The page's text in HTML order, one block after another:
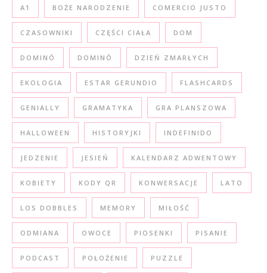
A1 BOŻE NARODZENIE COMERCIO JUSTO
CZASOWNIKI CZĘŚCI CIAŁA DOM
DOMINÓ DOMINÓ DZIEŃ ZMARŁYCH
EKOLOGIA ESTAR GERUNDIO FLASHCARDS
GENIALLY GRAMATYKA GRA PLANSZOWA
HALLOWEEN HISTORYJKI INDEFINIDO
JEDZENIE JESIEŃ KALENDARZ ADWENTOWY
KOBIETY KODY QR KONWERSACJE LATO
LOS DOBBLES MEMORY MIŁOŚĆ
ODMIANA OWOCE PIOSENKI PISANIE
PODCAST POŁOŻENIE PUZZLE